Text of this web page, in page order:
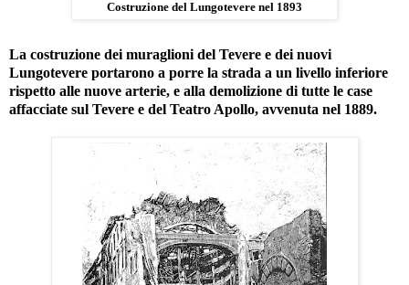
Costruzione del Lungotevere nel 1893
La costruzione dei muraglioni del Tevere e dei nuovi
Lungotevere portarono a porre la strada a un livello inferiore
rispetto alle nuove arterie, e alla demolizione di tutte le case
affacciate sul Tevere e del Teatro Apollo, avvenuta nel 1889.